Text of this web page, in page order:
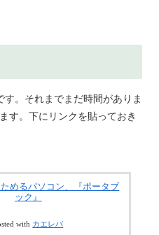
す。それまでまだ時間がありま
す。下にリンクを貼っておき
めるパソコン、『ポータブ
ック』
with カエレバ